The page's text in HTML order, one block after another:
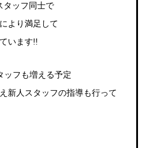
タッフ同士で
より満足して
います!!
ッフも増える予定
新人スタッフの指導も行って